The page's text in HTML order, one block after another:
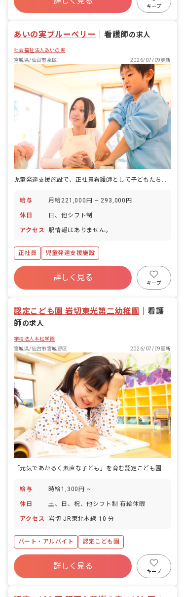
キープ
あいの実ブルーベリー ｜看護師の求人
社会福祉法人あいの実
宮城県/仙台市泉区
2026/07/09更新
給与 月給221,000円 ~ 293,000円
休日 日、他シフト制
アクセス 駅情報はありません。
正社員 児童発達支援施設
詳しく見る
キープ
認定こども園 岩切東光第二幼稚園
看護
師の求人
学校法人本松学園
宮城県/仙台市宮城野区
2026/07/09更新
給与 時給1,300円 ~
休日 土、日、祝、他シフト制 有給休暇
アクセス 岩切 JR東北本線 10 分
パート・アルバイト 認定こども園
詳しく見る
キープ